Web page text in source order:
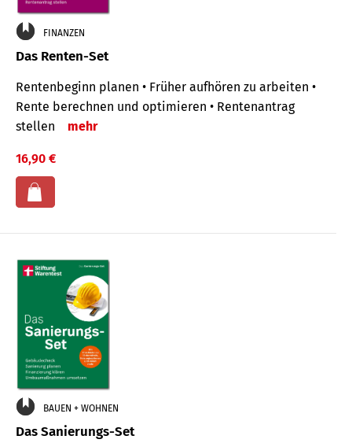
FINANZEN
Das Renten-Set
Rentenbeginn planen • Früher aufhören zu arbeiten •
Rente berechnen und optimieren • Rentenantrag
stellen
mehr
16,90 €
BAUEN + WOHNEN
Das Sanierungs-Set